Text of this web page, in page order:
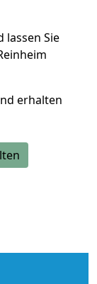
lassen Sie
erhalten